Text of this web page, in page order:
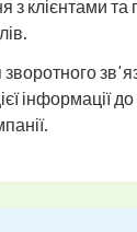
з клієнтами
інформації